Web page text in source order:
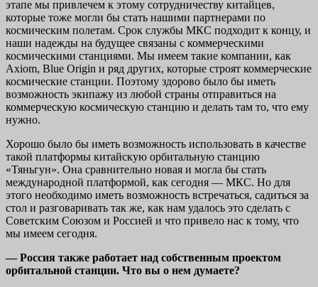
этапе мы привлечем к этому сотрудничеству китайцев,
которые тоже могли бы стать нашими партнерами по
космическим полетам. Срок службы МКС подходит к концу, и
наши надежды на будущее связаны с коммерческими
космическими станциями. Мы имеем такие компании, как
Axiom, Blue Origin и ряд других, которые строят коммерческие
космические станции. Поэтому здорово было бы иметь
возможность экипажу из любой страны отправиться на
коммерческую космическую станцию и делать там то, что ему
нужно.
Хорошо было бы иметь возможность использовать в качестве
такой платформы китайскую орбитальную станцию
«Тяньгун». Она сравнительно новая и могла бы стать
международной платформой, как сегодня — МКС. Но для
этого необходимо иметь возможность встречаться, садиться за
стол и разговаривать так же, как нам удалось это сделать с
Советским Союзом и Россией и что привело нас к тому, что
мы имеем сегодня.
— Россия также работает над собственным проектом
орбитальной станции. Что вы о нем думаете?